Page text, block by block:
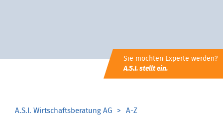
Sie möchten Experte werden?
A.S.I. stellt ein.
A.S.I. Wirtschaftsberatung AG A-Z